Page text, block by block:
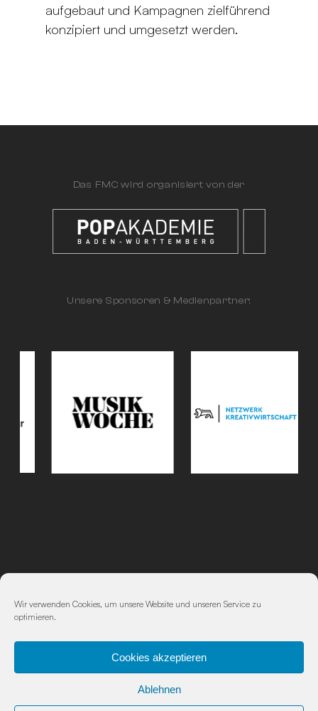
Wir verwenden Cookies, um unsere Website und unseren Service zu
optimieren.
Cookies akzeptieren
Ablehnen
aufgebaut und Kampagnen zielführend
konzipiert und umgesetzt werden.
Das FMC wird organisiert von der
Unsere Sponsoren & Medienpartner: